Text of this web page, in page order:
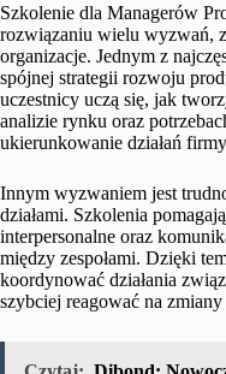
Szkolenie dla Managerów
rozwiązaniu wielu wyzwań,
organizacje. Jednym z
spójnej strategii rozwoju
uczestnicy uczą się, jak
analizie rynku oraz
ukierunkowanie działań
Innym wyzwaniem jest
działami. Szkolenia
interpersonalne oraz
między zespołami. Dzięki
koordynować działania
szybciej reagować na